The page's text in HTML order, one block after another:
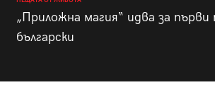
„Приложна магия“ идва за
български